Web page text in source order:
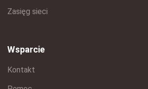
Zasięg sieci
Wsparcie
Kontakt